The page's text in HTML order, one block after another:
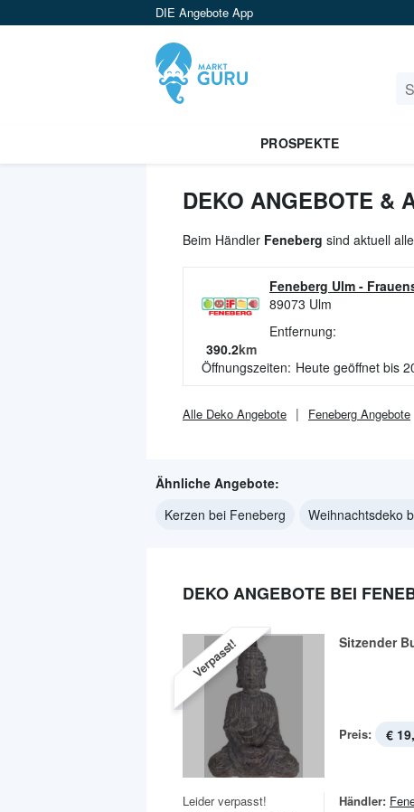
DIE Angebote App
PROSPEKTE
DEKO ANGEBOTE &
Beim Händler Feneberg sind aktuell
Feneberg Ulm -
89073 Ulm
Entfernung:
390.2km
Öffnungszeiten: Heute geöffnet bis
Alle Deko Angebote Feneberg Angebote
Ähnliche Angebote:
Kerzen bei Feneberg
Weihnachtsdeko
DEKO ANGEBOTE BEI
Verpasst! Sitzender
Preis: €
Leider verpasst!
Händler: